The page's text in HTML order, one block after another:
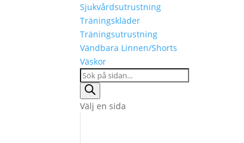
Sjukvårdsutrustning
Träningskläder
Träningsutrustning
Vändbara Linnen/Shorts
Väskor
Products
search
Välj en sida